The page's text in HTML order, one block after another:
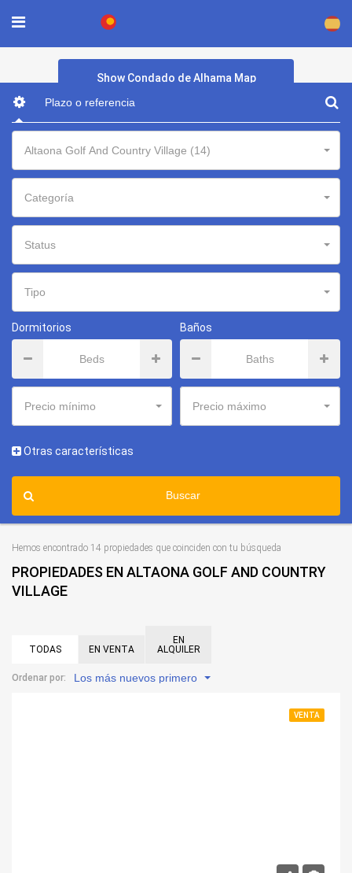
×
Show Condado de Alhama Map
Altaona Golf And Country Village (14)
Categoría
Status
Tipo
Dormitorios Baños
Precio mínimo Precio máximo
Otras características
Buscar
Hemos encontrado 14 propiedades que coinciden con tu búsqueda
PROPIEDADES EN ALTAONA GOLF AND COUNTRY
VILLAGE
TODAS EN VENTA
EN
ALQUILER
Ordenar por: Los más nuevos primero
VENTA